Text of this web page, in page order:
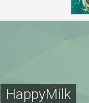
HappyMilk